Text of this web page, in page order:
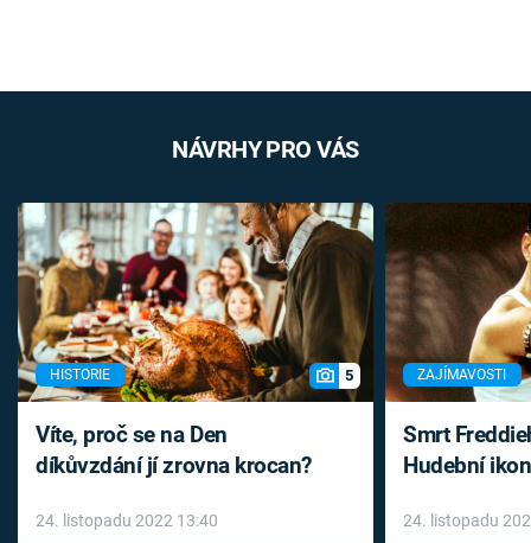
NÁVRHY PRO VÁS
HISTORIE 5
Víte, proč se na Den
díkůvzdání jí zrovna krocan?
24. listopadu 2022 13:40
ZAJÍMAVOSTI
Smrt
Hudební
léky
24. listopadu